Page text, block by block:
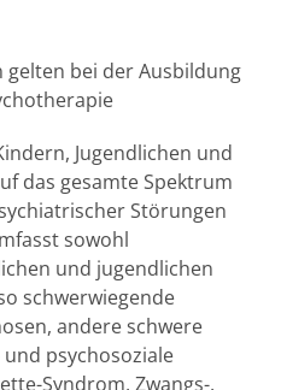
bei der Ausbildung
Jugendlichen und
das gesamte Spektrum
Störungen
sowohl
und jugendlichen
schwerwiegende
andere schwere
psychosoziale
Syndrom, Zwangs-,